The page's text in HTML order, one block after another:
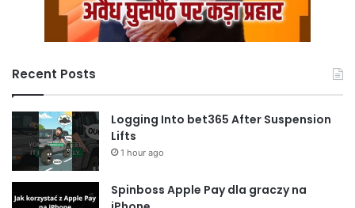
Recent Posts
Logging Into bet365 After Suspension
Lifts
1 hour ago
Spinboss Apple Pay dla graczy na